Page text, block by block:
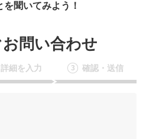
聞いてみよう！
問い合わせ
詳細を入力 3 確認・送信